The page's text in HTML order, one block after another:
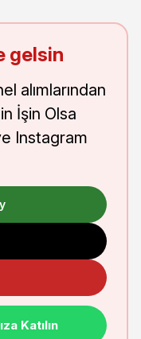
gelsin
alımlarından
İşin Olsa
Instagram
Katılın